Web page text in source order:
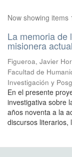
Now showing items
La memoria de
misionera
Figueroa, Javier
Facultad de
Investigación y
En el presente
investigativa sobre
años noventa a la
discursos literarios,